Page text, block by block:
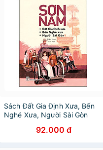
Sách Đất Gia Định Xưa, Bến
Nghé Xưa, Người Sài Gòn
92.000 đ